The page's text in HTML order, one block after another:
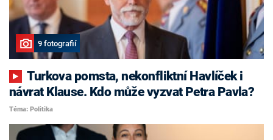
9 fotografií
Turkova pomsta, nekonfliktní Havlíček i
návrat Klause. Kdo může vyzvat Petra Pavla?
Téma: Politika